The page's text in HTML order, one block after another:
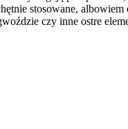
stosowane,
czy inne ostre